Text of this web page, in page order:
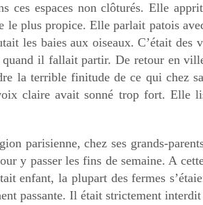
ces espaces non clôturés. Elle
le plus propice. Elle parlait patois
les baies aux oiseaux. C’était
il fallait partir. De retour en
la terrible finitude de ce qui chez
claire avait sonné trop fort. Elle
parisienne, chez ses grands-
y passer les fins de semaine. A
enfant, la plupart des fermes
passante. Il était strictement